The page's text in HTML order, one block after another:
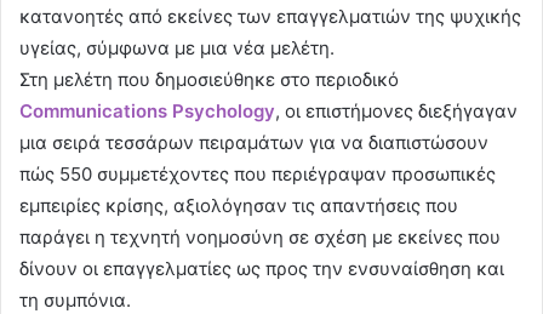
κατανοητές από εκείνες των επαγγελματιών της ψυχικής
υγείας, σύμφωνα με μια νέα μελέτη.
Στη μελέτη που δημοσιεύθηκε στο περιοδικό
Communications Psychology, οι επιστήμονες διεξήγαγαν
μια σειρά τεσσάρων πειραμάτων για να διαπιστώσουν
πώς 550 συμμετέχοντες που περιέγραψαν προσωπικές
εμπειρίες κρίσης, αξιολόγησαν τις απαντήσεις που
παράγει η τεχνητή νοημοσύνη σε σχέση με εκείνες που
δίνουν οι επαγγελματίες ως προς την ενσυναίσθηση και
τη συμπόνια.